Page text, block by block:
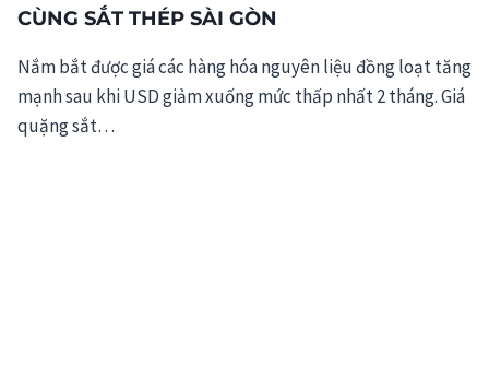
CÙNG SẮT THÉP SÀI GÒN
Nắm bắt được giá các hàng hóa nguyên liệu đồng loạt tăng
mạnh sau khi USD giảm xuống mức thấp nhất 2 tháng. Giá
quặng sắt…